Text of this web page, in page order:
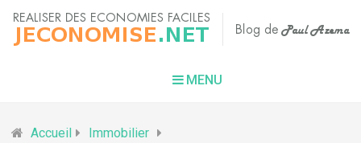
MENU
Accueil
Immobilier